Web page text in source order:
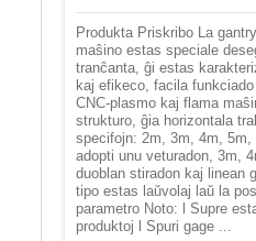
Produkta Priskribo La
maŝino estas speciale
tranĉanta, ĝi estas
kaj efikeco, facila
CNC-plasmo kaj flama
strukturo, ĝia horizontala
specifojn: 2m, 3m, 4m,
adopti unu veturadon, 3m,
duoblan stiradon kaj linean
tipo estas laŭvolaj laŭ la
parametro Noto: l Supre
produktoj l Spuri gage ...